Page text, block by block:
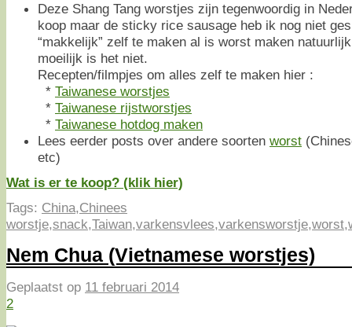
Deze Shang Tang worstjes zijn tegenwoordig in
koop maar de sticky rice sausage heb ik nog niet
“makkelijk” zelf te maken al is worst maken
moeilijk is het niet.
Recepten/filmpjes om alles zelf te maken hier :
* Taiwanese worstjes
* Taiwanese rijstworstjes
* Taiwanese hotdog maken
Lees eerder posts over andere soorten worst
etc)
Wat is er te koop? (klik hier)
Tags: China,Chinees
worstje,snack,Taiwan,varkensvlees,varkensworstje,worst,
Nem Chua (Vietnamese worstjes)
Geplaatst op 11 februari 2014
2